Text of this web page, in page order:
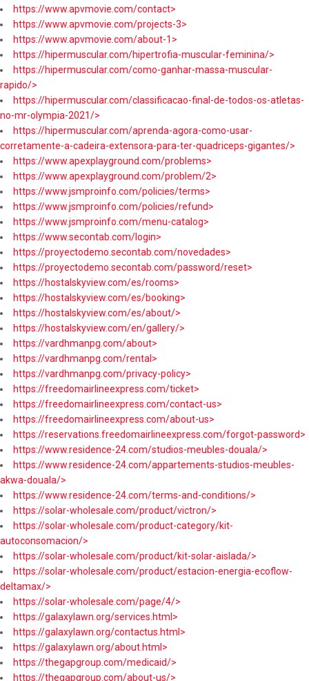
https://www.apvmovie.com/contact>
https://www.apvmovie.com/projects-3>
https://www.apvmovie.com/about-1>
https://hipermuscular.com/hipertrofia-muscular-feminina/>
https://hipermuscular.com/como-ganhar-massa-muscular-
rapido/>
https://hipermuscular.com/classificacao-final-de-todos-os-atletas-
no-mr-olympia-2021/>
https://hipermuscular.com/aprenda-agora-como-usar-
corretamente-a-cadeira-extensora-para-ter-quadriceps-gigantes/>
https://www.apexplayground.com/problems>
https://www.apexplayground.com/problem/2>
https://www.jsmproinfo.com/policies/terms>
https://www.jsmproinfo.com/policies/refund>
https://www.jsmproinfo.com/menu-catalog>
https://www.secontab.com/login>
https://proyectodemo.secontab.com/novedades>
https://proyectodemo.secontab.com/password/reset>
https://hostalskyview.com/es/rooms>
https://hostalskyview.com/es/booking>
https://hostalskyview.com/es/about/>
https://hostalskyview.com/en/gallery/>
https://vardhmanpg.com/about>
https://vardhmanpg.com/rental>
https://vardhmanpg.com/privacy-policy>
https://freedomairlineexpress.com/ticket>
https://freedomairlineexpress.com/contact-us>
https://freedomairlineexpress.com/about-us>
https://reservations.freedomairlineexpress.com/forgot-password>
https://www.residence-24.com/studios-meubles-douala/>
https://www.residence-24.com/appartements-studios-meubles-
akwa-douala/>
https://www.residence-24.com/terms-and-conditions/>
https://solar-wholesale.com/product/victron/>
https://solar-wholesale.com/product-category/kit-
autoconsomacion/>
https://solar-wholesale.com/product/kit-solar-aislada/>
https://solar-wholesale.com/product/estacion-energia-ecoflow-
deltamax/>
https://solar-wholesale.com/page/4/>
https://galaxylawn.org/services.html>
https://galaxylawn.org/contactus.html>
https://galaxylawn.org/about.html>
https://thegapgroup.com/medicaid/>
https://thegapgroup.com/about-us/>